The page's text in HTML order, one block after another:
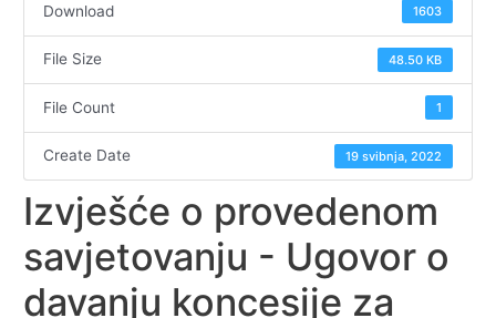
Download 1603
File Size 48.50 KB
File Count 1
Create Date 19 svibnja, 2022
Izvješće o provedenom
savjetovanju - Ugovor o
davanju koncesije za